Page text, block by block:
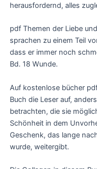
herausfordernd, alles
pdf Themen der Liebe
sprachen zu einem Teil
dass er immer noch
Bd. 18 Wunde.
Auf kostenlose bücher
Buch die Leser auf,
betrachten, die sie
Schönheit in dem
Geschenk, das lange
wurde, weitergibt.